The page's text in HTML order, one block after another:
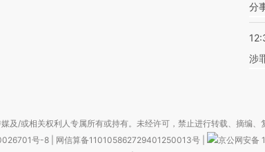
分
涉
及/或相关权利人专属所有或持有。未经许可，禁止进行转载、摘编、
号-8 网信算备110105862729401250013号
京公网安备